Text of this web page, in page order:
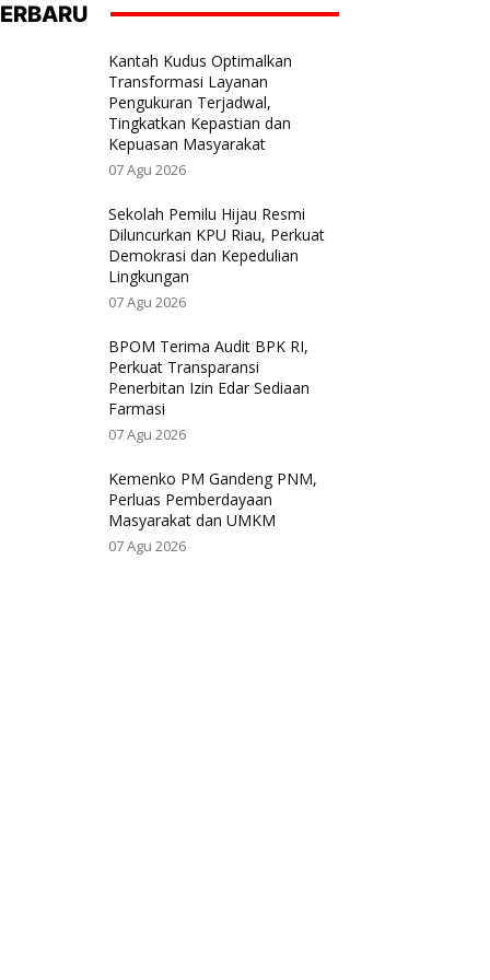
Kantah Kudus Optimalkan
Transformasi Layanan
Pengukuran Terjadwal,
Tingkatkan Kepastian dan
Kepuasan Masyarakat
07 Agu 2026
Sekolah Pemilu Hijau Resmi
Diluncurkan KPU Riau, Perkuat
Demokrasi dan Kepedulian
Lingkungan
07 Agu 2026
BPOM Terima Audit BPK RI,
Perkuat Transparansi
Penerbitan Izin Edar Sediaan
Farmasi
07 Agu 2026
Kemenko PM Gandeng PNM,
Perluas Pemberdayaan
Masyarakat dan UMKM
07 Agu 2026